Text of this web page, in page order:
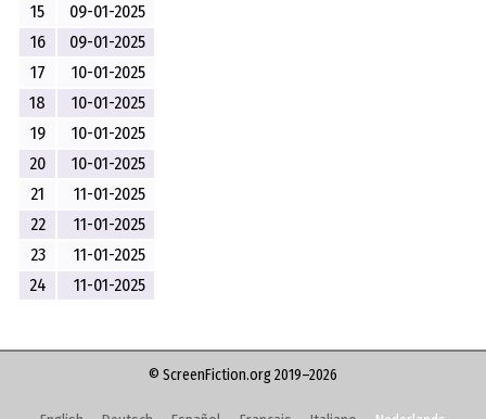
15
09-01-2025
16
09-01-2025
17
10-01-2025
18
10-01-2025
19
10-01-2025
20
10-01-2025
21
11-01-2025
22
11-01-2025
23
11-01-2025
24
11-01-2025
© ScreenFiction.org 2019–2026